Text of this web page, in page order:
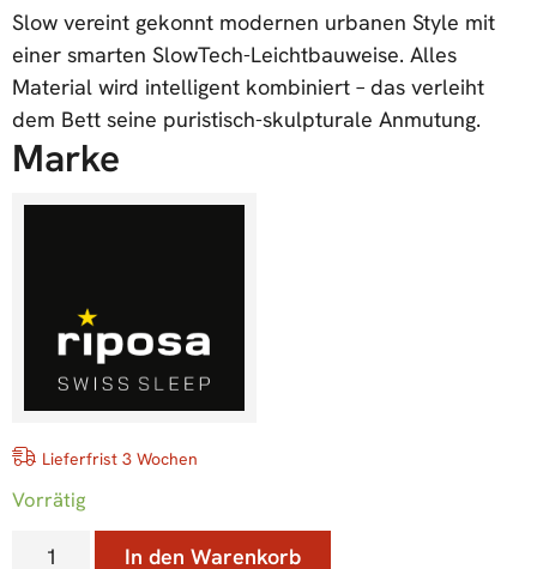
Slow vereint gekonnt modernen urbanen Style mit
einer smarten SlowTech-Leichtbauweise. Alles
Material wird intelligent kombiniert – das verleiht
dem Bett seine puristisch-skulpturale Anmutung.
Marke
Lieferfrist 3 Wochen
Vorrätig
In den Warenkorb